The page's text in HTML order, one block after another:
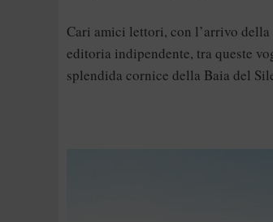
Cari amici lettori, con l’arrivo
editoria indipendente, tra queste
splendida cornice della Baia del